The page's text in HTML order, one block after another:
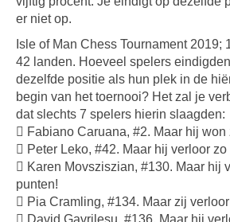
er niet op.
Isle of Man Chess Tournament 2019;
42 landen. Hoeveel spelers
dezelfde positie als hun plek in de
begin van het toernooi? Het zal je
dat slechts 7 spelers hierin slaagden:
 Fabiano Caruana, #2. Maar hij won
 Peter Leko, #42. Maar hij verloor
 Karen Movsziszian, #130. Maar hij
punten!
 Pia Cramling, #134. Maar zij
 David Gavrilesu, #136. Maar hij